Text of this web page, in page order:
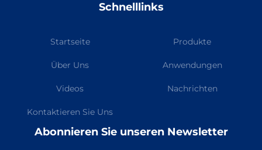
Schnelllinks
Startseite Produkte
Über Uns Anwendungen
Videos Nachrichten
Kontaktieren Sie Uns
Abonnieren Sie unseren Newsletter